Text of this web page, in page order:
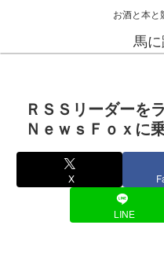
お酒と本と
馬
ＲＳＳリーダーを
ＮｅｗｓＦｏｘに
X
LINE